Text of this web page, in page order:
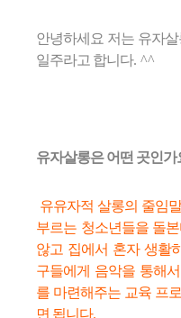
안녕하세요 저는 유자
일주라고 합니다. ^^
유자살롱은 어떤 곳인가
유유자적 살롱의 줄임
부르는 청소년들을 돌
않고 집에서 혼자 생활
구들에게 음악을 통해
를 마련해주는 교육 프
면 됩니다.